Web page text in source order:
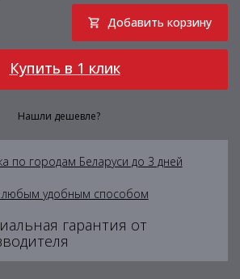
Добавить корзину
Купить в 1 клик
Нашли дешевле?
по городам Беларуси до 3 дней
любым удобным способом
гарантия от